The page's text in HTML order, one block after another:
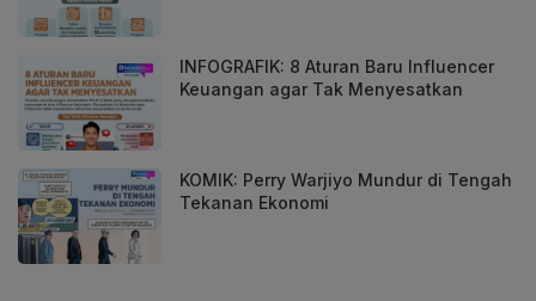
INFOGRAFIK: 8 Aturan Baru Influencer
Keuangan agar Tak Menyesatkan
KOMIK: Perry Warjiyo Mundur di Tengah
Tekanan Ekonomi